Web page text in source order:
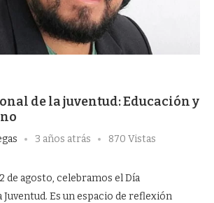
de la juventud: Educación y
3 años atrás 870 Vistas
de agosto, celebramos el Día
Es un espacio de reflexión